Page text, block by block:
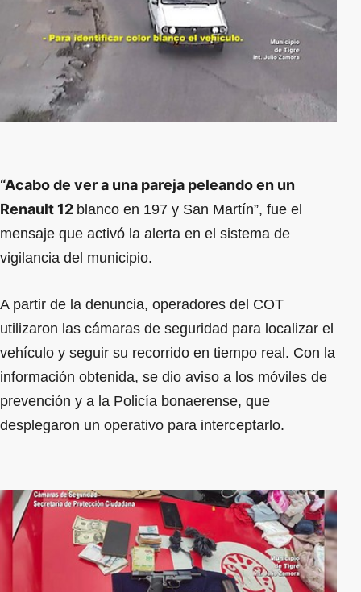
“Acabo de ver a una pareja peleando en un
Renault 12 blanco en 197 y San Martín”, fue el
mensaje que activó la alerta en el sistema de
vigilancia del municipio.
A partir de la denuncia, operadores del COT
utilizaron las cámaras de seguridad para localizar el
vehículo y seguir su recorrido en tiempo real. Con la
información obtenida, se dio aviso a los móviles de
prevención y a la Policía bonaerense, que
desplegaron un operativo para interceptarlo.